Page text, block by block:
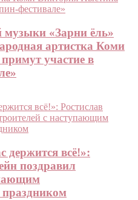
музыки «Зарни ёль»
артистка Коми
участие в
держится всё!»:
поздравил